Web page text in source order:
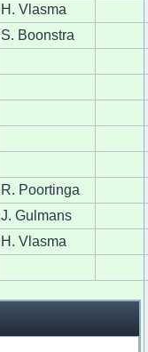
H. Vlasma
S. Boonstra
R. Poortinga
J. Gulmans
H. Vlasma